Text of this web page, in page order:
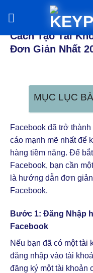
THỦ
Cách Tạo Tài
Đơn Giản Nhất
MỤC LỤC
Facebook đã trở
cáo mạnh mẽ nhất để
hàng tiềm năng. Để
Facebook, bạn cần
là hướng dẫn đơn
Facebook.
Bước 1: Đăng Nhập
Facebook
Nếu bạn đã có một tài
đăng nhập vào tài
đăng ký một tài khoản